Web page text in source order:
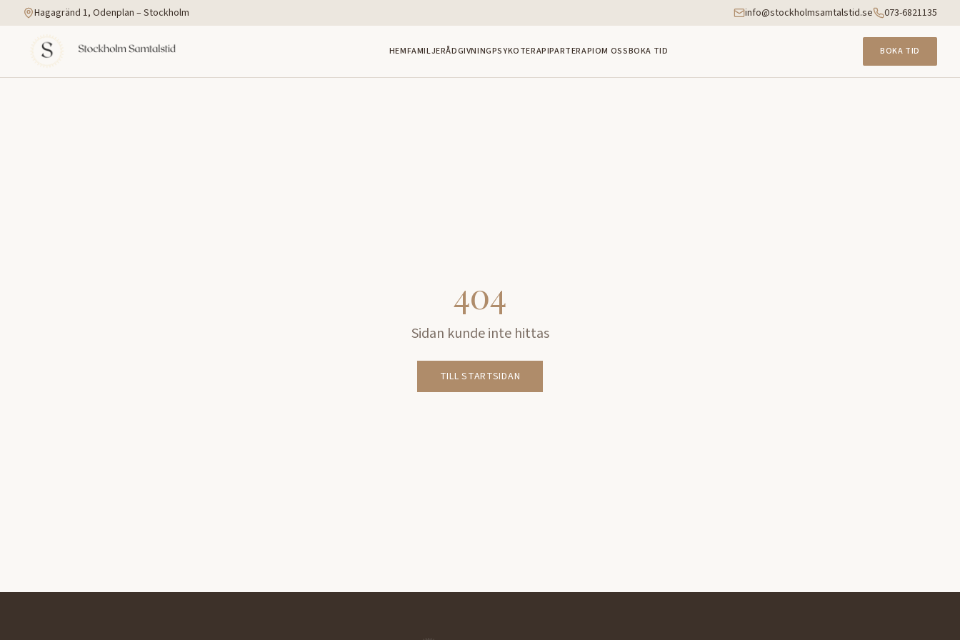
Hagagränd 1, Odenplan – Stockholm info@stockholmsamtalstid.se 073-6821135
HEMFAMILJERÅDGIVNINGPSYKOTERAPIPARTERAPIOM OSSBOKA TID BOKA TID
404
Sidan kunde inte hittas
TILL STARTSIDAN